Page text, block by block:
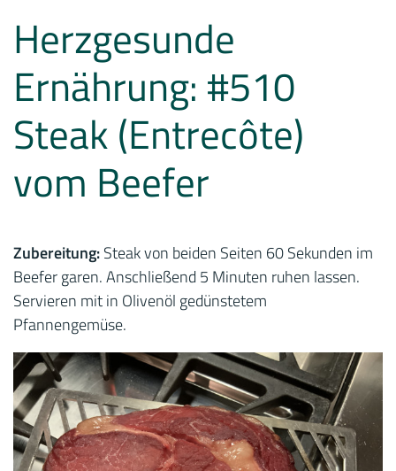
Herzgesunde
Ernährung: #510
Steak (Entrecôte)
vom Beefer
Zubereitung:Steak von beiden Seiten 60 Sekunden im
Beefer garen. Anschließend 5 Minuten ruhen lassen.
Servieren mit in Olivenöl gedünstetem
Pfannengemüse.